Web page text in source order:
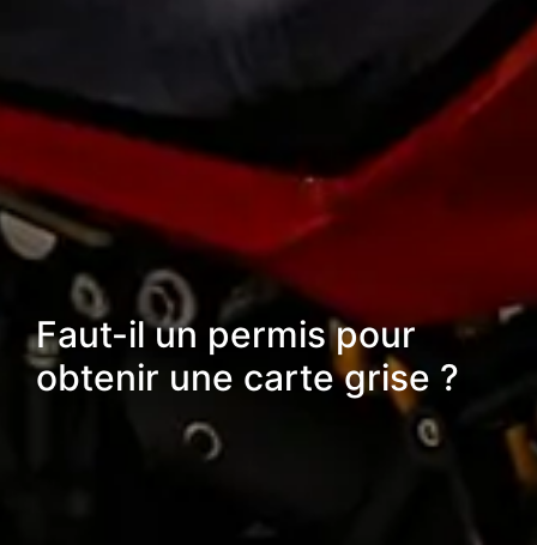
Faut-il un permis pour
obtenir une carte grise ?